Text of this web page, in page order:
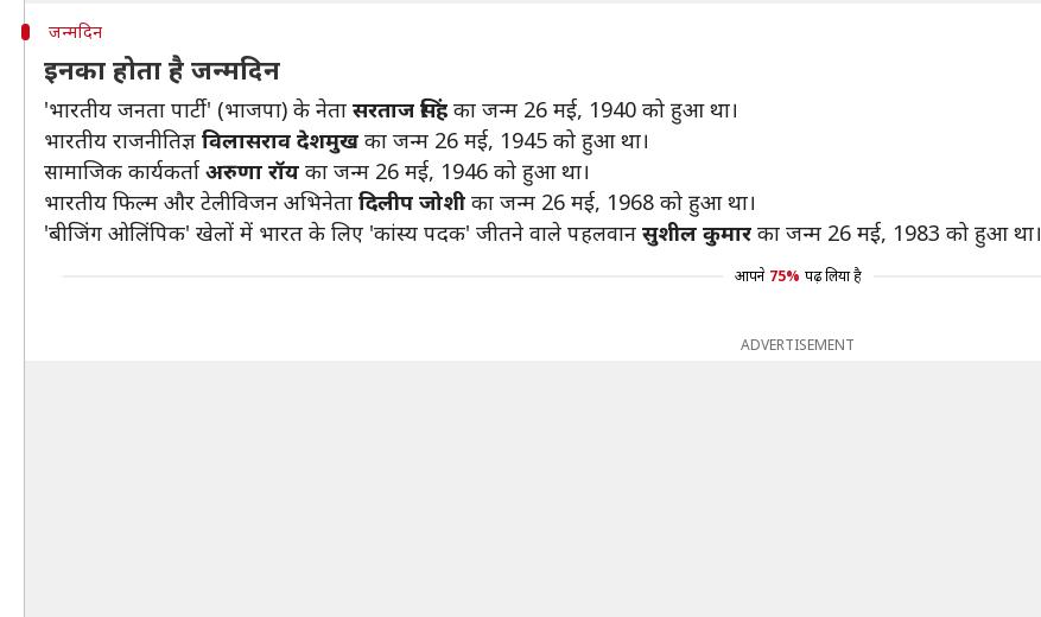
जन्मदिन
इनका होता है जन्मदिन
'भारतीय जनता पार्टी' (भाजपा) के नेता सरताज सिंह का जन्म 26 मई, 1940 को हुआ था।
भारतीय राजनीतिज्ञ विलासराव देशमुख का जन्म 26 मई, 1945 को हुआ था।
सामाजिक कार्यकर्ता अरुणा रॉय का जन्म 26 मई, 1946 को हुआ था।
भारतीय फिल्म और टेलीविजन अभिनेता दिलीप जोशी का जन्म 26 मई, 1968 को हुआ था।
'बीजिंग ओलिंपिक' खेलों में भारत के लिए 'कांस्य पदक' जीतने वाले पहलवान सुशील कुमार का जन्म 26 मई, 1983 को हुआ था।
आपने 75% पढ़ लिया है
ADVERTISEMENT